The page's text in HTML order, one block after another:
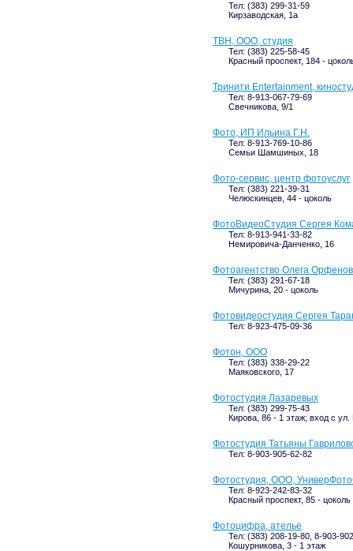
Тел: (383) 299-31-59
Кирзаводская, 1а
ТВН, ООО, студия
Тел: (383) 225-58-45
Красный проспект, 184 -
Тринити Entertainment,
Тел: 8-913-067-79-69
Свечникова, 9/1
Фото, ИП Ильина Г.Н.
Тел: 8-913-769-10-86
Семьи Шамшиных, 18
Фото-сервис, центр фотоуслуг
Тел: (383) 221-39-31
Челюскинцев, 44 - цоколь
ФотоВидеоСтудия Сергея
Тел: 8-913-941-33-82
Немировича-Данченко, 16
Фотоагентство Олега
Тел: (383) 291-67-18
Мичурина, 20 - цоколь
Фотовидеостудия Сергея
Тел: 8-923-475-09-36
Фотон, ООО
Тел: (383) 338-29-22
Маяковского, 17
Фотостудия Лазаревых
Тел: (383) 299-75-43
Кирова, 86 - 1 этаж; вход с ул.
Фотостудия Татьяны
Тел: 8-903-905-62-82
Фотостудия, ООО,
Тел: 8-923-242-83-32
Красный проспект, 85 - цоколь
Фотоцифра, ателье
Тел: (383) 208-19-80, 8-903-
Кошурникова, 3 - 1 этаж